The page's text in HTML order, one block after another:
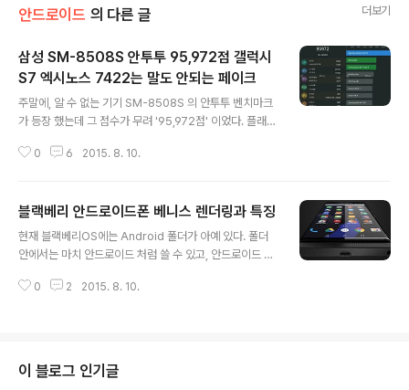
안드로이드 의 다른 글 더보기
삼성 SM-8508S 안투투 95,972점 갤럭시
S7 엑시노스 7422는 말도 안되는 페이크
주말에, 알 수 없는 기기 SM-8508S 의 안투투 벤치마크
가 등장 했는데 그 점수가 무려 '95,972점' 이었다. 플래그
서 10만에 가까운 2배의 점수는 선뜻 납득하기 어려었다. I
의심이 들었겠지만, 평소 '개' '헛' 소리나 싸지르는 (일부)
분들께서는 이게 갤럭시S7의 벤치점수이고, 갤럭시노트5
와 갤럭시S6엣지 플러스가 (루머)엑시노스 7420으로 동
7422일 것이다? 소설을 써댔다. 여기에, 삼성이 갤럭시S
0 6 2015. 8. 10.
블랙베리 안드로이드폰 베니스 렌더링과 특징
현재 블랙베리OS에는 Android 폴더가 아예 있다. 폴더
안에서는 마치 안드로이드 처럼 쓸 수 있고, 안드로이드 앱
랙베리 베니스(Venice)의 렌더가 공개됐다. 더 안드로이
디자인 블랙베리 허브 및 크롬캐스트(Chromecast)지원
이 특징이다. 참고로, 안드로이드 앱을 지원하던 이전 블랙
0 2 2015. 8. 10.
이 블로그 인기글